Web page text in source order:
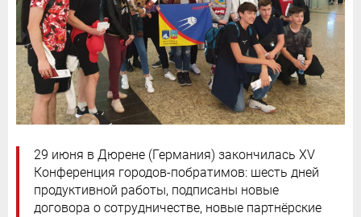
29 июня в Дюрене (Германия) закончилась XV
Конференция городов-побратимов: шесть дней
продуктивной работы, подписаны новые
договора о сотрудничестве, новые партнёрские